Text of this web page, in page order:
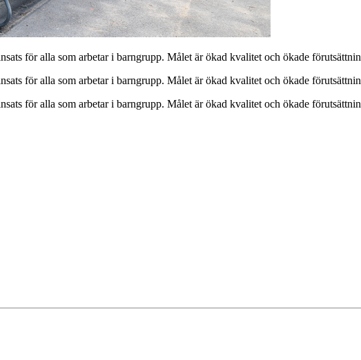
för alla som arbetar i barngrupp. Målet är ökad kvalitet och ökade
för alla som arbetar i barngrupp. Målet är ökad kvalitet och ökade
för alla som arbetar i barngrupp. Målet är ökad kvalitet och ökade